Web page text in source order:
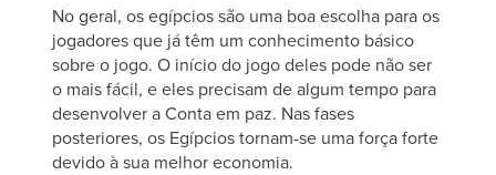
No geral, os egípcios são uma boa escolha para os
jogadores que já têm um conhecimento básico
sobre o jogo. O início do jogo deles pode não ser
o mais fácil, e eles precisam de algum tempo para
desenvolver a Conta em paz. Nas fases
posteriores, os Egípcios tornam-se uma força forte
devido à sua melhor economia.